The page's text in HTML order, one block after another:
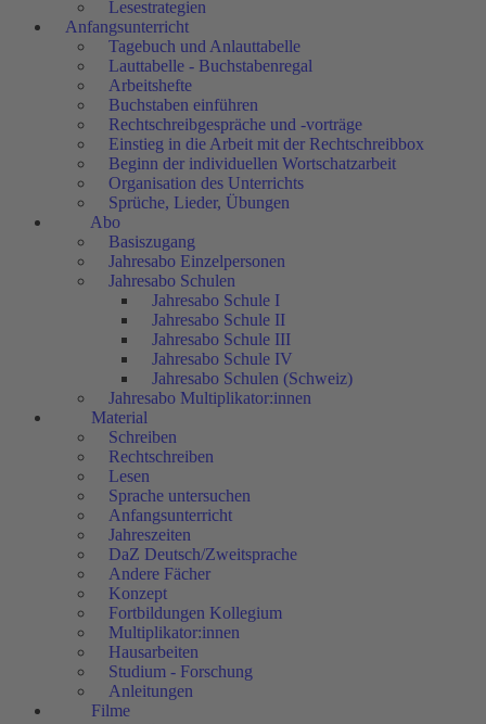
Lesestrategien
Anfangsunterricht
Tagebuch und Anlauttabelle
Lauttabelle - Buchstabenregal
Arbeitshefte
Buchstaben einführen
Rechtschreibgespräche und -vorträge
Einstieg in die Arbeit mit der Rechtschreibbox
Beginn der individuellen Wortschatzarbeit
Organisation des Unterrichts
Sprüche, Lieder, Übungen
Abo
Basiszugang
Jahresabo Einzelpersonen
Jahresabo Schulen
Jahresabo Schule I
Jahresabo Schule II
Jahresabo Schule III
Jahresabo Schule IV
Jahresabo Schulen (Schweiz)
Jahresabo Multiplikator:innen
Material
Schreiben
Rechtschreiben
Lesen
Sprache untersuchen
Anfangsunterricht
Jahreszeiten
DaZ Deutsch/Zweitsprache
Andere Fächer
Konzept
Fortbildungen Kollegium
Multiplikator:innen
Hausarbeiten
Studium - Forschung
Anleitungen
Filme